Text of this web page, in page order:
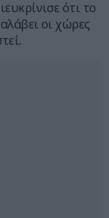
ότι το
οι χώρες